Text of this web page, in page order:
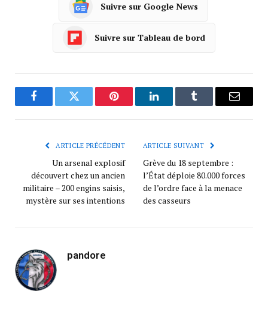
Suivre sur Google News
Suivre sur Tableau de bord
FacebookTwitter Pinterest LinkedInTumblr
ARTICLE PRÉCÉDENT
Un arsenal explosif
découvert chez un ancien
militaire – 200 engins saisis,
mystère sur ses intentions
ARTICLE SUIVANT
Grève du 18 septembre :
l’État déploie 80.000 forces
de l’ordre face à la menace
des casseurs
pandore